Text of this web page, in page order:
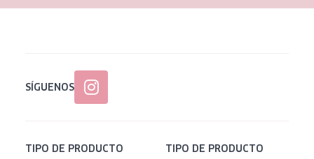
Todas las edades
SÍGUENOS
TIPO DE PRODUCTO TIPO DE PRODUCTO